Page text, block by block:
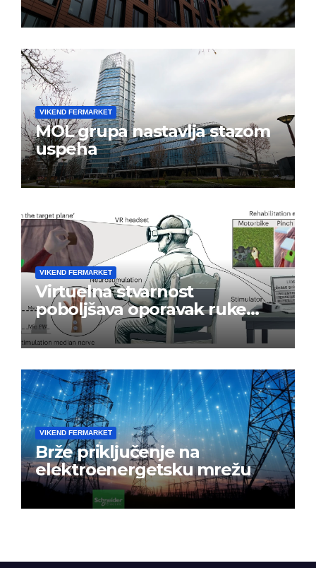
VIKEND FERMARKET
MOL grupa nastavlja stazom
uspeha
VIKEND FERMARKET
Virtuelna stvarnost
poboljšava oporavak ruke
nakon moždanog udara
VIKEND FERMARKET
Brže priključenje na
elektroenergetsku mrežu